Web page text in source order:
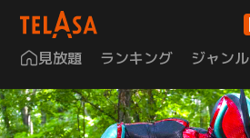
見放題 ランキング ジャンル